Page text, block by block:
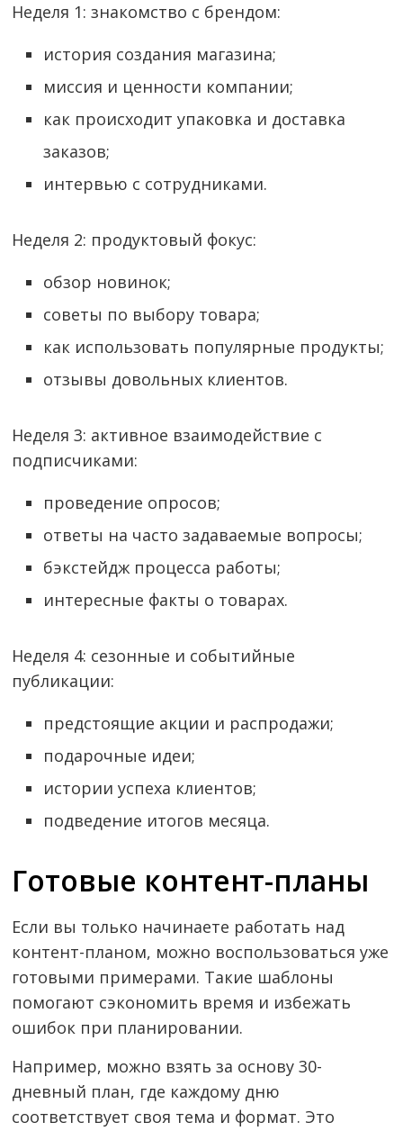
Неделя 1: знакомство с брендом:
история создания магазина;
миссия и ценности компании;
как происходит упаковка и доставка
заказов;
интервью с сотрудниками.
Неделя 2: продуктовый фокус:
обзор новинок;
советы по выбору товара;
как использовать популярные продукты;
отзывы довольных клиентов.
Неделя 3: активное взаимодействие с
подписчиками:
проведение опросов;
ответы на часто задаваемые вопросы;
бэкстейдж процесса работы;
интересные факты о товарах.
Неделя 4: сезонные и событийные
публикации:
предстоящие акции и распродажи;
подарочные идеи;
истории успеха клиентов;
подведение итогов месяца.
Готовые контент-планы
Если вы только начинаете работать над
контент-планом, можно воспользоваться уже
готовыми примерами. Такие шаблоны
помогают сэкономить время и избежать
ошибок при планировании.
Например, можно взять за основу 30-
дневный план, где каждому дню
соответствует своя тема и формат. Это